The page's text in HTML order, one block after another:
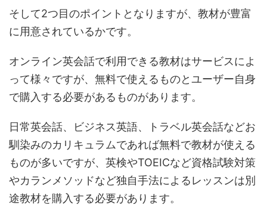
そして2つ目のポイントとなりますが、教材が豊富
に用意されているかです。
オンライン英会話で利用できる教材はサービスによ
って様々ですが、無料で使えるものとユーザー自身
で購入する必要があるものがあります。
日常英会話、ビジネス英語、トラベル英会話などお
馴染みのカリキュラムであれば無料で教材が使える
ものが多いですが、英検やTOEICなど資格試験対策
やカランメソッドなど独自手法によるレッスンは別
途教材を購入する必要があります。